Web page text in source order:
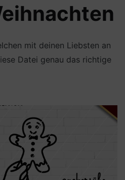
mit deinen Liebsten an
Datei genau das richtige